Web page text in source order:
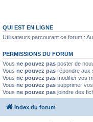
QUI EST EN LIGNE
Utilisateurs parcourant ce forum :
PERMISSIONS DU FORUM
Vous ne pouvez pas poster de
Vous ne pouvez pas répondre aux
Vous ne pouvez pas modifier vos
Vous ne pouvez pas supprimer
Vous ne pouvez pas joindre des
Index du forum